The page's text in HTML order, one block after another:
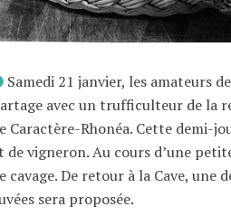
Samedi 21 janvier, les amateurs
avec un trufficulteur de la
Caractère-Rhonéa. Cette demi-
de vigneron. Au cours d’une
cavage. De retour à la Cave,
sera proposée.